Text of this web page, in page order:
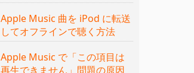
Apple Music 曲を iPod に転送
してオフラインで聴く方法
Apple Music で「この項目は
再生できません」問題の原因